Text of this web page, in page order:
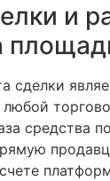
и
сделки
любой
средства